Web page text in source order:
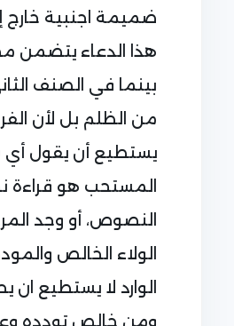
ضميمة اجنبية خارج
هذا الدعاء يتضمن
بينما في الصنف
من الظلم بل لأن
يستطيع أن يقول أي
المستحب هو قراءة
النصوص، أو وجد
الولاء الخالص
الوارد لا يستطيع
ومن خالص تودده